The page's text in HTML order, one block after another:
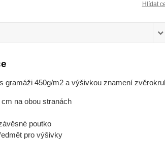
Hlídat
gramáži 450g/m2 a výšivkou znamení
na obou stranách
poutko
pro výšivky